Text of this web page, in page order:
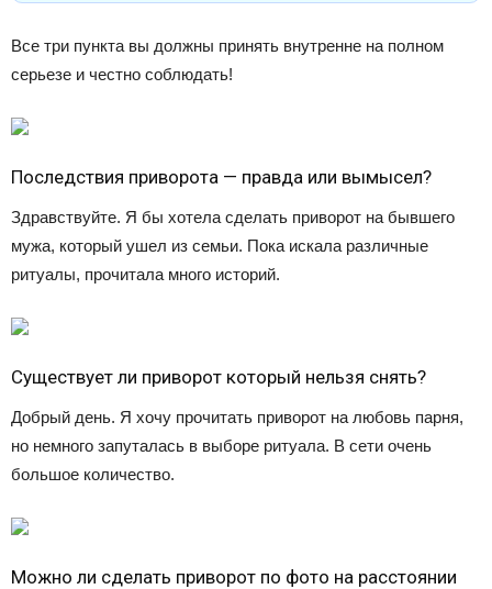
Все три пункта вы должны принять внутренне на полном
серьезе и честно соблюдать!
Последствия приворота — правда или вымысел?
Здравствуйте. Я бы хотела сделать приворот на бывшего
мужа, который ушел из семьи. Пока искала различные
ритуалы, прочитала много историй.
Существует ли приворот который нельзя снять?
Добрый день. Я хочу прочитать приворот на любовь парня,
но немного запуталась в выборе ритуала. В сети очень
большое количество.
Можно ли сделать приворот по фото на расстоянии